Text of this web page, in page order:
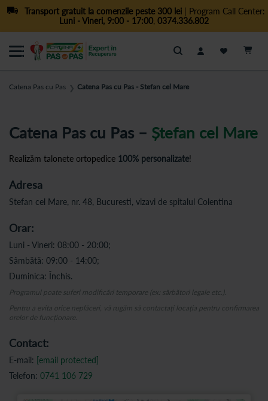
Transport gratuit la comenzile peste 300 lei| Program Call Center:
Luni - Vineri, 9:00 - 17:00, 0374.336.802
Cautare
Catena Pas cu Pas ❯ Catena Pas cu Pas - Stefan cel Mare
Catena Pas cu Pas – Ștefan cel Mare
Realizăm talonete ortopedice 100% personalizate!
Adresa
Stefan cel Mare, nr. 48, Bucuresti, vizavi de spitalul Colentina
Orar:
Luni - Vineri: 08:00 - 20:00;
Sâmbătă: 09:00 - 14:00;
Duminica: Închis.
Programul poate suferi modificări temporare (ex: sărbători legale etc.).
Pentru a evita orice neplăceri, vă rugăm să contactați locația pentru confirmarea
orelor de funcționare.
Contact:
E-mail: [email protected]
Telefon: 0741 106 729